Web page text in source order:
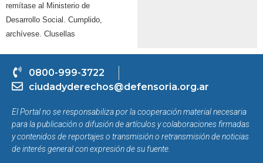
remítase al Ministerio de
Desarrollo Social. Cumplido,
archívese. Clusellas
0800-999-3722
ciudadyderechos@defensoria.org.ar
El Portal no se responsabiliza por la cooperación material necesaria
para la publicación o difusión de artículos y colaboraciones firmadas
y contenidos de reportajes o transmisión o retransmisión de noticias
de interés general con expresión de su fuente.